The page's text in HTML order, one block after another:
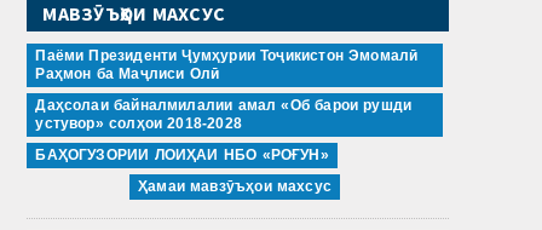
МАВЗӮЪҲОИ МАХСУС
Паёми Президенти Ҷумҳурии Тоҷикистон Эмомалӣ
Раҳмон ба Маҷлиси Олӣ
Даҳсолаи байналмилалии амал «Об барои рушди
устувор» солҳои 2018-2028
БАҲОГУЗОРИИ ЛОИҲАИ НБО «РОҒУН»
Ҳамаи мавзӯъҳои махсус